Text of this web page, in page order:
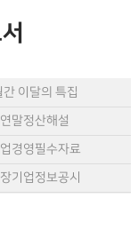
간 이달의 특집
연말정산해설
경영필수자료
기업정보공시